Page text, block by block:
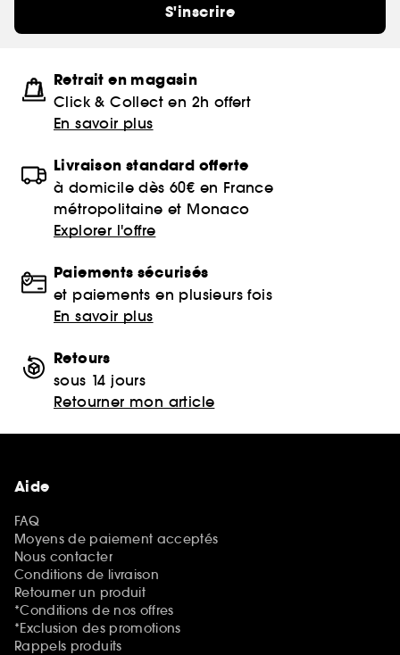
S'inscrire
Retrait en magasin
Click & Collect en 2h offert
En savoir plus
Livraison standard offerte
à domicile dès 60€ en France
métropolitaine et Monaco
Explorer l'offre
Paiements sécurisés
et paiements en plusieurs fois
En savoir plus
Retours
sous 14 jours
Retourner mon article
Aide
FAQ
Moyens de paiement acceptés
Nous contacter
Conditions de livraison
Retourner un produit
*Conditions de nos offres
*Exclusion des promotions
Rappels produits